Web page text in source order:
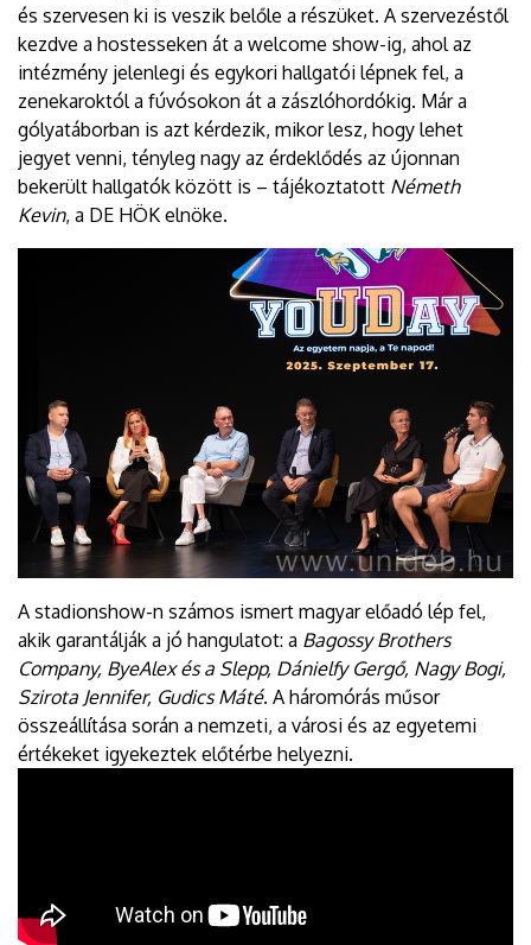
és szervesen ki is veszik belőle a részüket. A szervezéstől
kezdve a hostesseken át a welcome show-ig, ahol az
intézmény jelenlegi és egykori hallgatói lépnek fel, a
zenekaroktól a fúvósokon át a zászlóhordókig. Már a
gólyatáborban is azt kérdezik, mikor lesz, hogy lehet
jegyet venni, tényleg nagy az érdeklődés az újonnan
bekerült hallgatók között is – tájékoztatott Németh
Kevin, a DE HÖK elnöke.
A stadionshow-n számos ismert magyar előadó lép fel,
akik garantálják a jó hangulatot: a Bagossy Brothers
Company, ByeAlex és a Slepp, Dánielfy Gergő, Nagy Bogi,
Szirota Jennifer, Gudics Máté. A háromórás műsor
összeállítása során a nemzeti, a városi és az egyetemi
értékeket igyekeztek előtérbe helyezni.